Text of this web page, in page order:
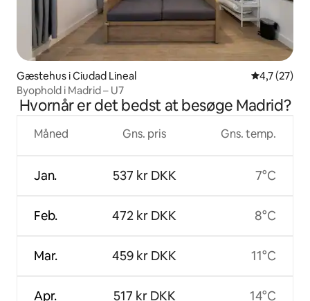
Gæstehus i Ciudad Lineal 4,7 ud af 5
4,7 (27)
Byophold i Madrid – U7
Hvornår er det bedst at besøge Madrid?
Måned
Jan.
Feb.
Mar.
Apr.
Gns. pris
537 kr DKK
472 kr DKK
459 kr DKK
517 kr DKK
Gns. temp.
7°C
8°C
11°C
14°C